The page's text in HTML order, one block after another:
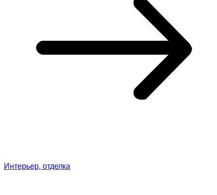
Интерьер, отделка